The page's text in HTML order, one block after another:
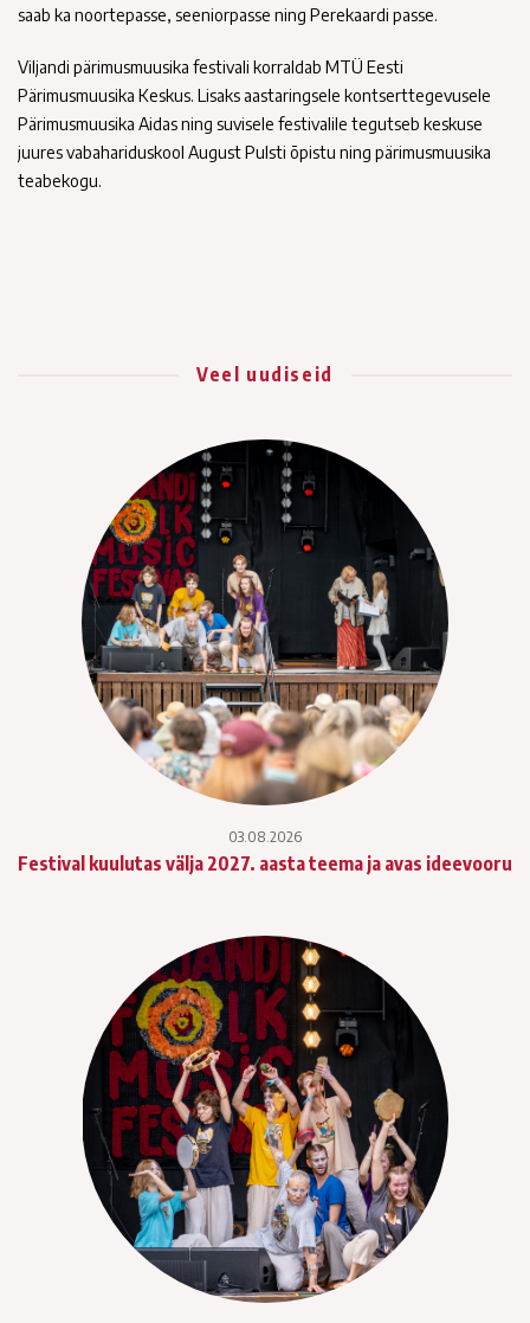
saab ka noortepasse, seeniorpasse ning Perekaardi passe.
Viljandi pärimusmuusika festivali korraldab MTÜ Eesti
Pärimusmuusika Keskus. Lisaks aastaringsele kontserttegevusele
Pärimusmuusika Aidas ning suvisele festivalile tegutseb keskuse
juures vabahariduskool August Pulsti õpistu ning pärimusmuusika
teabekogu.
Veel uudiseid
03.08.2026
Festival kuulutas välja 2027. aasta teema ja avas ideevooru